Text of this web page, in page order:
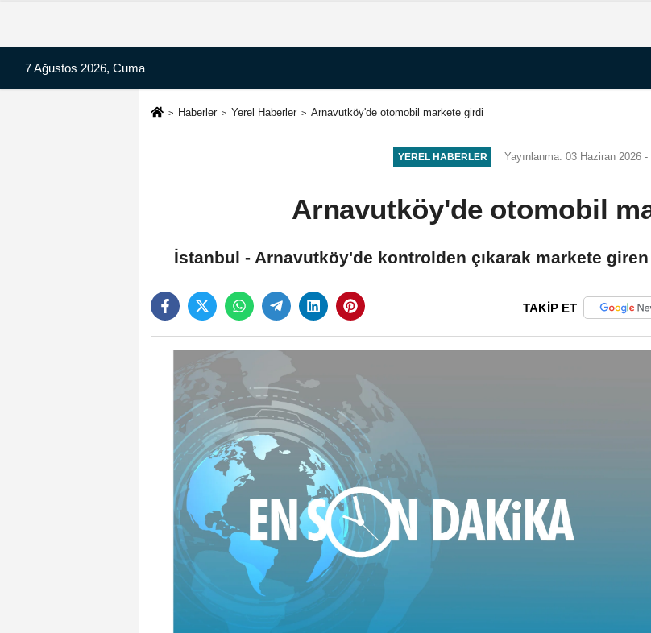
7 Ağustos 2026, Cuma
Haberler Yerel Haberler Arnavutköy'de otomobil markete girdi
YEREL HABERLER Yayınlanma: 03 Haziran 2026 -
Arnavutköy'de otomobil
İstanbul - Arnavutköy'de kontrolden çıkarak markete
TAKİP ET